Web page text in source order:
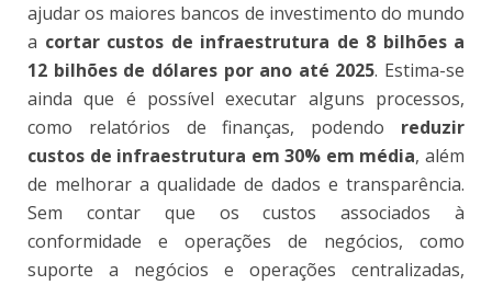
ajudar os maiores bancos de investimento do mundo
a cortar custos de infraestrutura de 8 bilhões a
12 bilhões de dólares por ano até 2025. Estima-se
ainda que é possível executar alguns processos,
como relatórios de finanças, podendo reduzir
custos de infraestrutura em 30% em média, além
de melhorar a qualidade de dados e transparência.
Sem contar que os custos associados à
conformidade e operações de negócios, como
suporte a negócios e operações centralizadas,